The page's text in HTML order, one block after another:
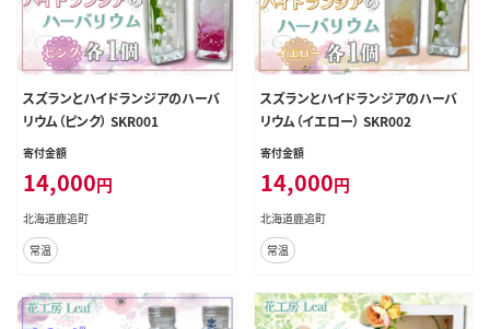
スズランとハイドランジアのハーバ
リウム（ピンク） SKR001
寄付金額
14,000円
北海道鹿追町
常温
スズランとハイドランジアのハーバ
リウム（イエロー） SKR002
寄付金額
14,000円
北海道鹿追町
常温